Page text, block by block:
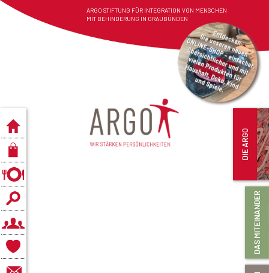
ARGO STIFTUNG FÜR INTEGRATION VON MENSCHEN
MIT BEHINDERUNG IN GRAUBÜNDEN